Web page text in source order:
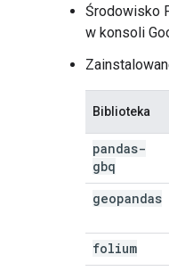
Środowisko
w konsoli
Biblioteka
pandas-
gbq
geopandas
folium